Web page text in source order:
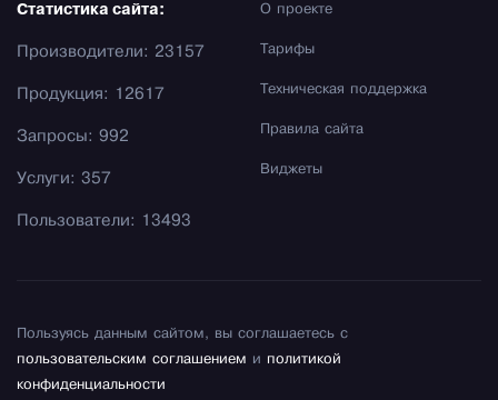
О проекте
Тарифы
Техническая поддержка
Правила сайта
Виджеты
Статистика сайта:
Производители: 23157
Продукция: 12617
Запросы: 992
Услуги: 357
Пользователи: 13493
Пользуясь данным сайтом, вы соглашаетесь с
пользовательским соглашением и политикой
конфиденциальности